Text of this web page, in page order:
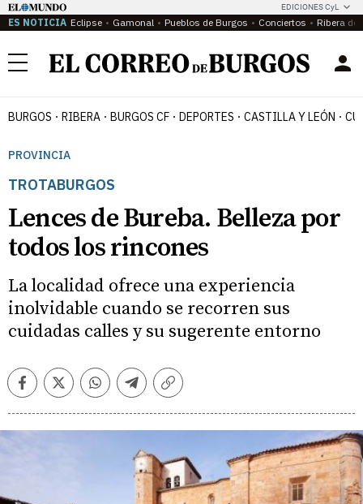
EDICIONES CyL
ES NOTICIA Eclipse Gamonal Pueblos de Burgos Conciertos Ribera del
Menú
BURGOS RIBERA BURGOS CF DEPORTES CASTILLA Y LEÓN
PROVINCIA
TROTABURGOS
Lences de Bureba. Belleza por
todos los rincones
La localidad ofrece una experiencia
inolvidable cuando se recorren sus
cuidadas calles y su sugerente entorno
FacebookTwitterWhatsappTelegramCopiar